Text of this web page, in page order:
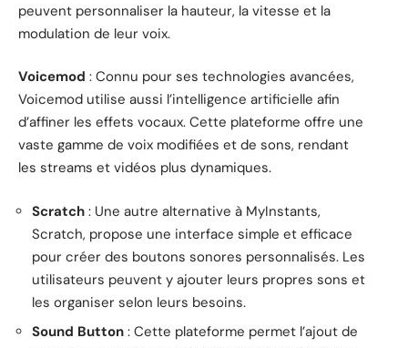
peuvent personnaliser la hauteur, la vitesse et la
modulation de leur voix.
Voicemod : Connu pour ses technologies avancées,
Voicemod utilise aussi l’intelligence artificielle afin
d’affiner les effets vocaux. Cette plateforme offre une
vaste gamme de voix modifiées et de sons, rendant
les streams et vidéos plus dynamiques.
Scratch : Une autre alternative à MyInstants,
Scratch, propose une interface simple et efficace
pour créer des boutons sonores personnalisés. Les
utilisateurs peuvent y ajouter leurs propres sons et
les organiser selon leurs besoins.
Sound Button : Cette plateforme permet l’ajout de